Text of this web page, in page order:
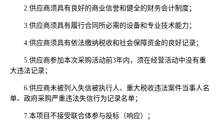
2.供应商须具有良好的商业信誉和健全的财务会计制度；
3.供应商须具有履行合同所必需的设备和专业技术能力；
4.供应商须具有依法缴纳税收和社会保障资金的良好记录；
5.供应商参加本次采购活动前3年内，须在经营活动中没有重
大违法记录；
6.供应商未被列入失信被执行人、重大税收违法案件当事人名
单、政府采购严重违法失信行为记录名单；
7.本项目不接受联合体参与投标（响应）；